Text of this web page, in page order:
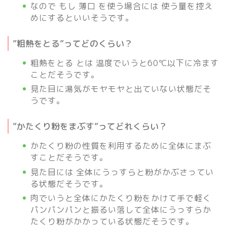
なので もし 薄口 を使う場合には 使う量を控え
めにするといいそうです。
”粗熱をとる”ってどのくらい？
粗熱をとる とは 温度でいうと60℃以下に冷ます
ことだそうです。
見た目に湯気がモヤモヤと出ていない状態だそ
うです。
”かたくり粉をまぶす”ってどれくらい？
かたくり粉の性質を利用するために全体にまぶ
すことだそうです。
見た目には 全体にうっすらと粉がかぶさってい
る状態だそうです。
肉でいうと全体にかたくり粉をかけて手で軽く
パンパンパンと振るい落して全体にうっすらか
たくり粉がかかっている状態だそうです。